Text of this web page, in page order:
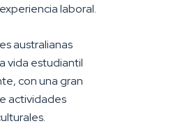
laboral.
australianas
vida estudiantil
con una gran
actividades